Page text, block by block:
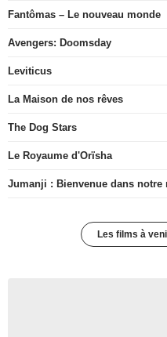
Fantômas – Le nouveau monde
Avengers: Doomsday
Leviticus
La Maison de nos rêves
The Dog Stars
Le Royaume d'Orïsha
Jumanji : Bienvenue dans notre
Les films à